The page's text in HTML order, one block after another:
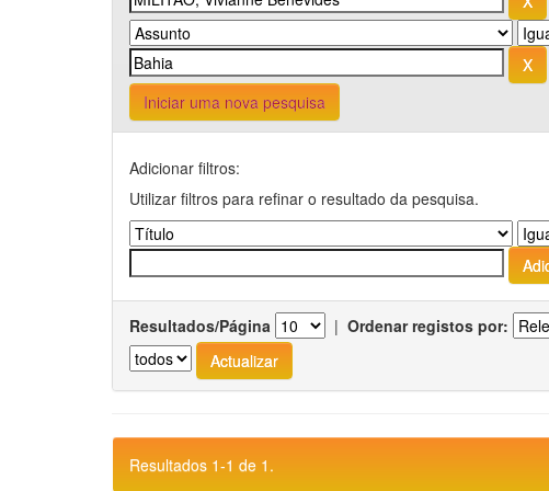
Iniciar uma nova pesquisa
Adicionar filtros:
Utilizar filtros para refinar o resultado da pesquisa.
Resultados/Página | Ordenar registos por:
Resultados 1-1 de 1.